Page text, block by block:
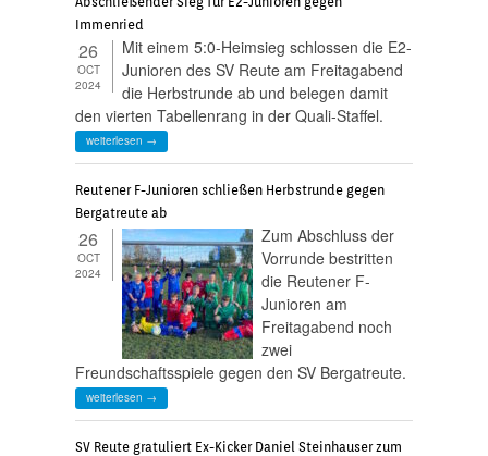
Immenried
26
OCT
2024
Mit einem 5:0-Heimsieg schlossen die E2-
Junioren des SV Reute am Freitagabend
die Herbstrunde ab und belegen damit
den vierten Tabellenrang in der Quali-Staffel.
weiterlesen →
Reutener F-Junioren schließen Herbstrunde gegen
Bergatreute ab
26
OCT
2024
Zum Abschluss der
Vorrunde bestritten
die Reutener F-
Junioren am
Freitagabend noch
zwei
Freundschaftsspiele gegen den SV Bergatreute.
weiterlesen →
SV Reute gratuliert Ex-Kicker Daniel Steinhauser zum